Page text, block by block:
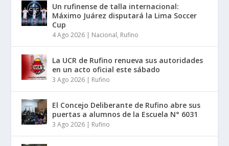
Un rufinense de talla internacional:
Máximo Juárez disputará la Lima Soccer
Cup
4 Ago 2026 | Nacional, Rufino
La UCR de Rufino renueva sus autoridades
en un acto oficial este sábado
3 Ago 2026 | Rufino
El Concejo Deliberante de Rufino abre sus
puertas a alumnos de la Escuela N° 6031
3 Ago 2026 | Rufino